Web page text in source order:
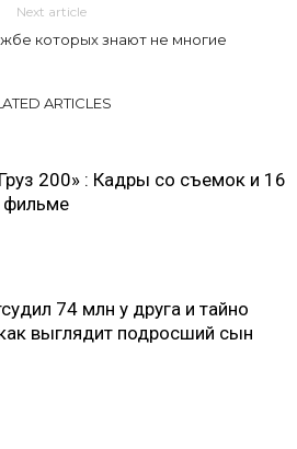
Next article
которых знают не многие
ARTICLES
200» : Кадры со съемок и 16
фильме
74 млн у друга и тайно
выглядит подросший сын